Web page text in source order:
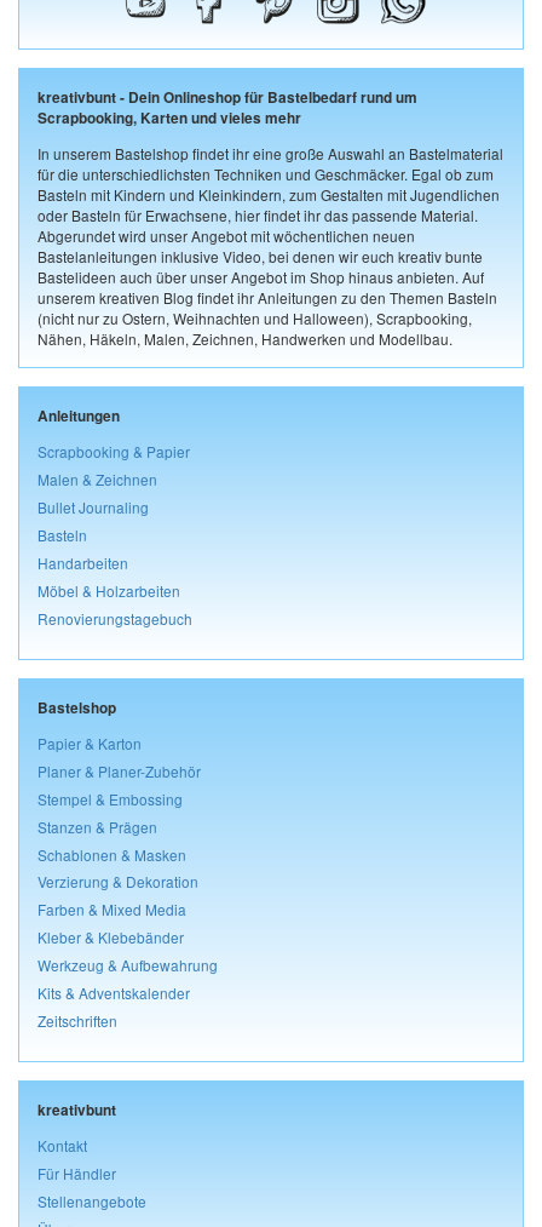
kreativbunt - Dein Onlineshop für Bastelbedarf rund um
Scrapbooking, Karten und vieles mehr
In unserem Bastelshop findet ihr eine große Auswahl an Bastelmaterial
für die unterschiedlichsten Techniken und Geschmäcker. Egal ob zum
Basteln mit Kindern und Kleinkindern, zum Gestalten mit Jugendlichen
oder Basteln für Erwachsene, hier findet ihr das passende Material.
Abgerundet wird unser Angebot mit wöchentlichen neuen
Bastelanleitungen inklusive Video, bei denen wir euch kreativ bunte
Bastelideen auch über unser Angebot im Shop hinaus anbieten. Auf
unserem kreativen Blog findet ihr Anleitungen zu den Themen Basteln
(nicht nur zu Ostern, Weihnachten und Halloween), Scrapbooking,
Nähen, Häkeln, Malen, Zeichnen, Handwerken und Modellbau.
Anleitungen
Scrapbooking & Papier
Malen & Zeichnen
Bullet Journaling
Basteln
Handarbeiten
Möbel & Holzarbeiten
Renovierungstagebuch
Bastelshop
Papier & Karton
Planer & Planer-Zubehör
Stempel & Embossing
Stanzen & Prägen
Schablonen & Masken
Verzierung & Dekoration
Farben & Mixed Media
Kleber & Klebebänder
Werkzeug & Aufbewahrung
Kits & Adventskalender
Zeitschriften
kreativbunt
Kontakt
Für Händler
Stellenangebote